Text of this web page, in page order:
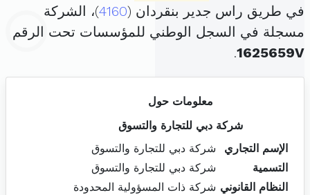
في طريق راس جدير بنقردان (4160)، الشركة
مسجلة في السجل الوطني للمؤسسات تحت الرقم
1625659V
.
معلومات حول
شركة دبي للتجارة والتسوق
الإسم التجاري
شركة دبي للتجارة والتسوق
التسمية
شركة دبي للتجارة والتسوق
النظام القانوني شركة ذات المسؤولية المحدودة